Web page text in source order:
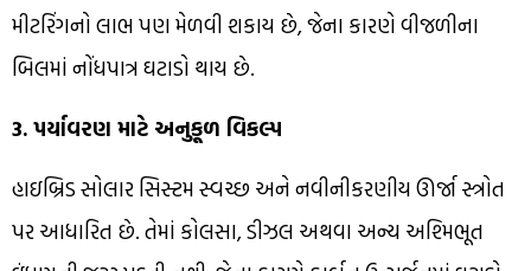
મીટરિંગનો લાભ પણ મેળવી શકાય છે, જેના કારણે વીજળીના
બિલમાં નોંધપાત્ર ઘટાડો થાય છે.
3. પર્યાવરણ માટે અનુકૂળ વિકલ્પ
હાઇબ્રિડ સોલાર સિસ્ટમ સ્વચ્છ અને નવીનીકરણીય ઊર્જા સ્ત્રોત
પર આધારિત છે. તેમાં કોલસા, ડીઝલ અથવા અન્ય અશ્મિભૂત